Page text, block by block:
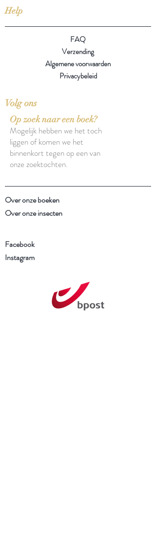
Help
FAQ
Verzending
Algemene voorwaarden
Privacybeleid
Volg ons
Op zoek naar een boek?
Mogelijk hebben we het toch
liggen of komen we het
binnenkort tegen op een van
onze zoektochten.
Over onze boeken
Over onze insecten
Facebook
Instagram